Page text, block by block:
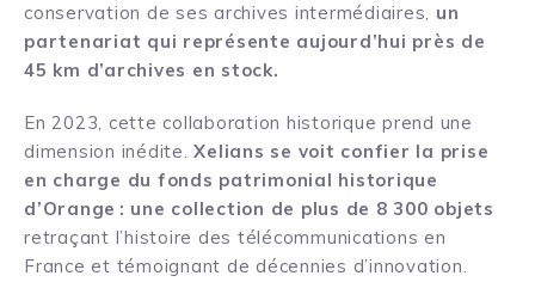
conservation de ses archives intermédiaires, un
partenariat qui représente aujourd’hui près de
45 km d’archives en stock.
En 2023, cette collaboration historique prend une
dimension inédite.Xelians se voit confier la prise
en charge du fonds patrimonial historique
d’Orange : une collection de plus de 8 300 objets
retraçant l’histoire des télécommunications en
France et témoignant de décennies d’innovation.